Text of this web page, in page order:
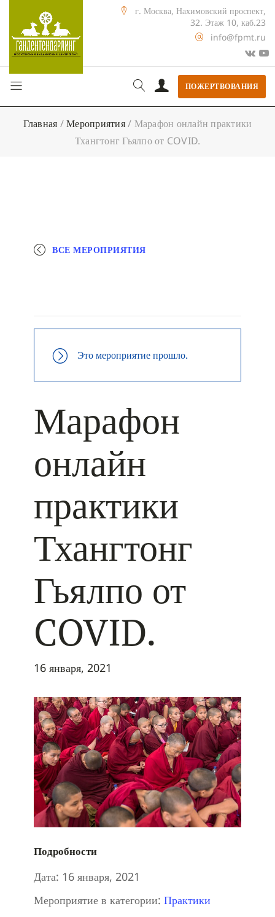
г. Москва, Нахимовский проспект,
32. Этаж 10, каб.23
info@fpmt.ru
ПОЖЕРТВОВАНИЯ
Главная /Мероприятия/ Марафон онлайн практики
Тхангтонг Гьялпо от COVID.
ВСЕ МЕРОПРИЯТИЯ
Это мероприятие прошло.
Марафон
онлайн
практики
Тхангтонг
Гьялпо от
COVID.
16 января, 2021
Подробности
Дата: 16 января, 2021
Мероприятие в категории: Практики